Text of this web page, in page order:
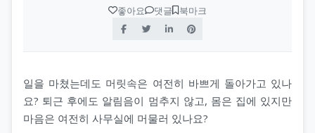
좋아요 댓글 북마크
일을 마쳤는데도 머릿속은 여전히 바쁘게 돌아가고 있나
요? 퇴근 후에도 알림음이 멈추지 않고, 몸은 집에 있지만
마음은 여전히 사무실에 머물러 있나요?